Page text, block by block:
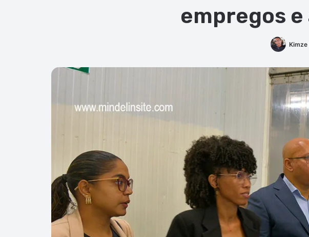
empregos
Kimze